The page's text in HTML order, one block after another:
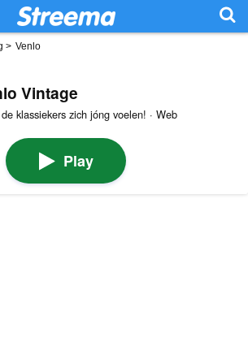
> Venlo
Vintage
klassiekers zich jóng voelen! · Web
Play